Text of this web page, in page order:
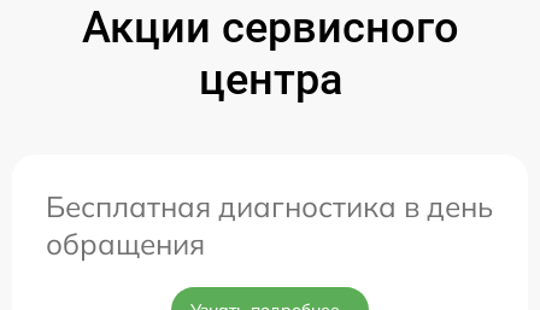
Акции сервисного
центра
Бесплатная диагностика в день
обращения